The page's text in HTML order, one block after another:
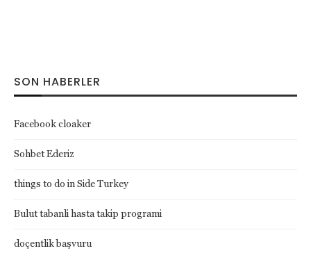
SON HABERLER
Facebook cloaker
Sohbet Ederiz
things to do in Side Turkey
Bulut tabanli hasta takip programi
doçentlik başvuru